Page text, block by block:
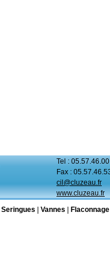
Tel :
Fax :
cil@cluzeau.fr
www.cluzeau.fr
Seringues Vannes Flaconnage